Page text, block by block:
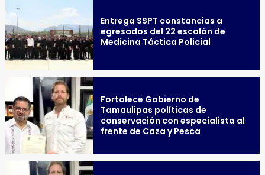
Entrega SSPT constancias a
egresados del 22 escalón de
Medicina Táctica Policial
Fortalece Gobierno de
Tamaulipas políticas de
conservación con especialista al
frente de Caza y Pesca